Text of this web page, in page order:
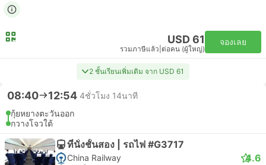
USD 61
รวมภาษีแล้ว ต่อคน (ผู้ใหญ่)
จองเลย
2 ชั้นเรียนเพิ่มเติม จาก USD 61
08:40 12:54 4ชั่วโมง 14นาที
กุ้ยหยางตะวันออก
กวางโจวใต้
ที่นั่งชั้นสอง | รถไฟ #G3717
China Railway 4.6